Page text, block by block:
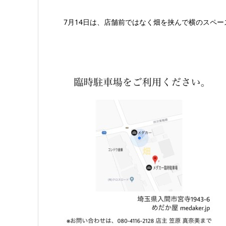
7月14日は、店舗前ではなく畑を挟んで横のスペー